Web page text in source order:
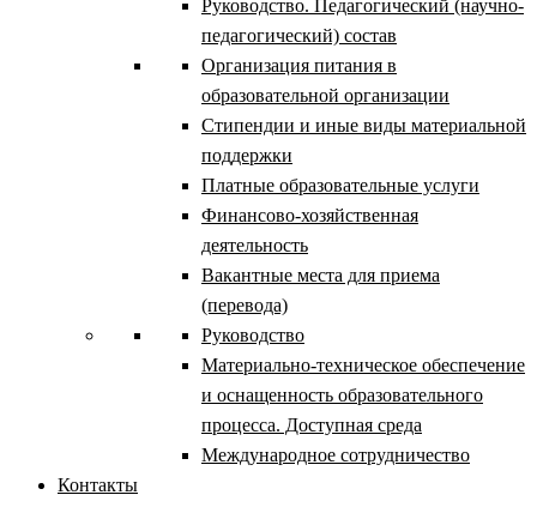
Руководство. Педагогический (научно-
педагогический) состав
Организация питания в
образовательной организации
Стипендии и иные виды материальной
поддержки
Платные образовательные услуги
Финансово-хозяйственная
деятельность
Вакантные места для приема
(перевода)
Руководство
Материально-техническое обеспечение
и оснащенность образовательного
процесса. Доступная среда
Международное сотрудничество
Контакты